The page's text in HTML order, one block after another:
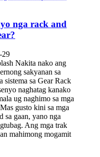
nga rack and
29
Nakita nako ang
sakyanan sa
sistema sa Gear Rack
naghatag kanako
ug naghimo sa mga
gusto kini sa mga
sa gaan, yano nga
Ang mga trak
mahimong mogamit